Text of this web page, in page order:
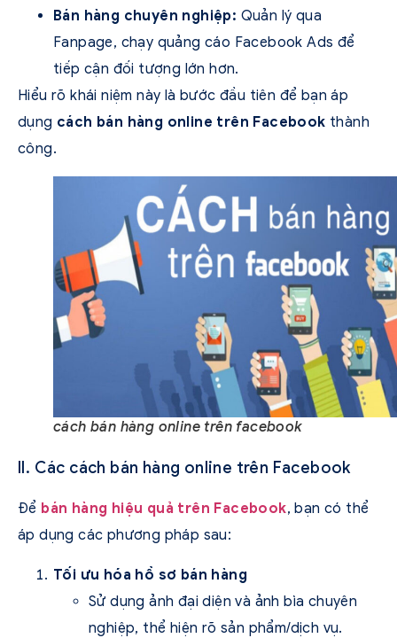
Bán hàng chuyên nghiệp: Quản lý qua
Fanpage, chạy quảng cáo Facebook Ads để
tiếp cận đối tượng lớn hơn.
Hiểu rõ khái niệm này là bước đầu tiên để bạn áp
dụng cách bán hàng online trên Facebook thành
công.
cách bán hàng online trên facebook
II. Các cách bán hàng online trên Facebook
Để bán hàng hiệu quả trên Facebook, bạn có thể
áp dụng các phương pháp sau:
Tối ưu hóa hồ sơ bán hàng
Sử dụng ảnh đại diện và ảnh bìa chuyên
nghiệp, thể hiện rõ sản phẩm/dịch vụ.